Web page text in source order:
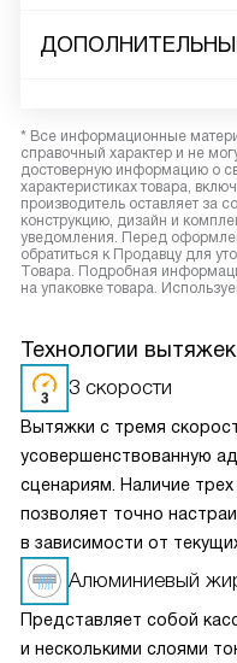
* Все информационные
справочный характер и не
достоверную информацию о
характеристиках товара,
производитель оставляет за
конструкцию, дизайн и
уведомления. Перед
обратиться к Продавцу для
Товара. Подробная
на упаковке товара.
Технологии
3 скорости
Вытяжки с тремя
усовершенствованную
сценариям. Наличие
позволяет точно
в зависимости от
вентиляция при
удаление пара и запахов
делает вытяжку
кулинарных задач и
Алюминиевый
Представляет собой
и несколькими слоями